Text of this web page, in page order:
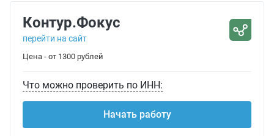
Контур.Фокус
перейти на сайт
Цена - от 1300 рублей
Что можно проверить по ИНН:
Начать работу